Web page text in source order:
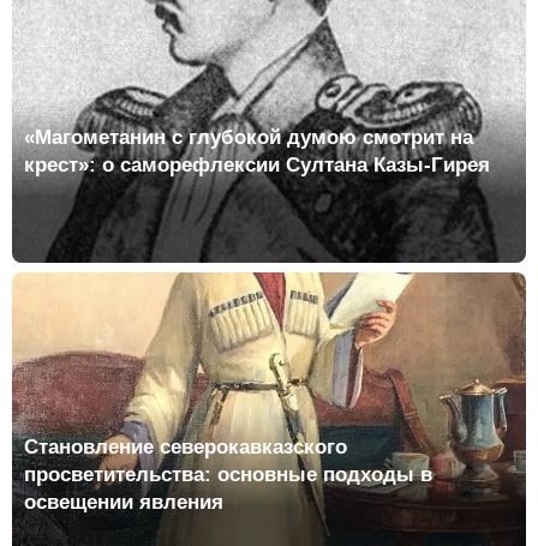
«Магометанин с глубокой думою смотрит на
крест»: о саморефлексии Султана Казы-Гирея
Становление северокавказского
просветительства: основные подходы в
освещении явления